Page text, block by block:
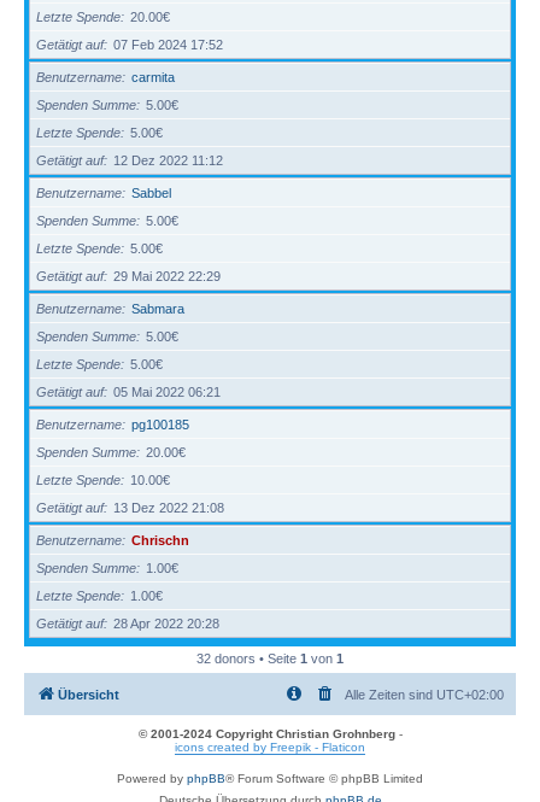
Letzte Spende
20.00€
Getätigt auf
07 Feb 2024 17:52
Benutzername
carmita
Spenden Summe
5.00€
Letzte Spende
5.00€
Getätigt auf
12 Dez 2022 11:12
Benutzername
Sabbel
Spenden Summe
5.00€
Letzte Spende
5.00€
Getätigt auf
29 Mai 2022 22:29
Benutzername
Sabmara
Spenden Summe
5.00€
Letzte Spende
5.00€
Getätigt auf
05 Mai 2022 06:21
Benutzername
pg100185
Spenden Summe
20.00€
Letzte Spende
10.00€
Getätigt auf
13 Dez 2022 21:08
Benutzername
Chrischn
Spenden Summe
1.00€
Letzte Spende
1.00€
Getätigt auf
28 Apr 2022 20:28
32 donors • Seite 1 von 1
Übersicht Alle Zeiten sind UTC+02:00
© 2001-2024 Copyright Christian Grohnberg-
icons created by Freepik - Flaticon
Powered by phpBB® Forum Software © phpBB Limited